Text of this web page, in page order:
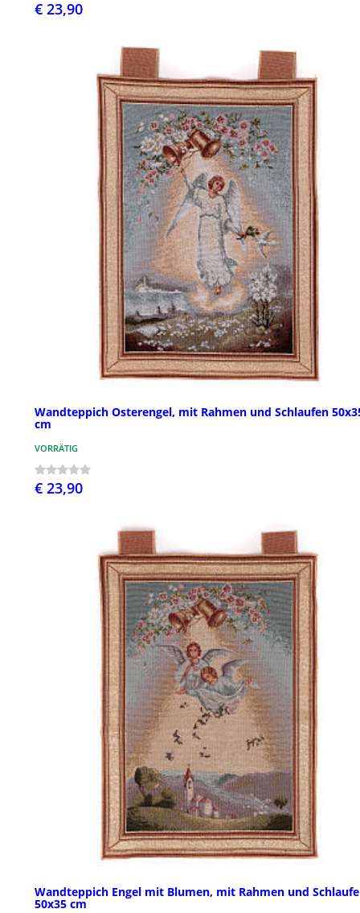
€ 23,90
Wandteppich Osterengel, mit Rahmen und Schlaufen
cm
VORRÄTIG
€ 23,90
Wandteppich Engel mit Blumen, mit Rahmen und
50x35 cm